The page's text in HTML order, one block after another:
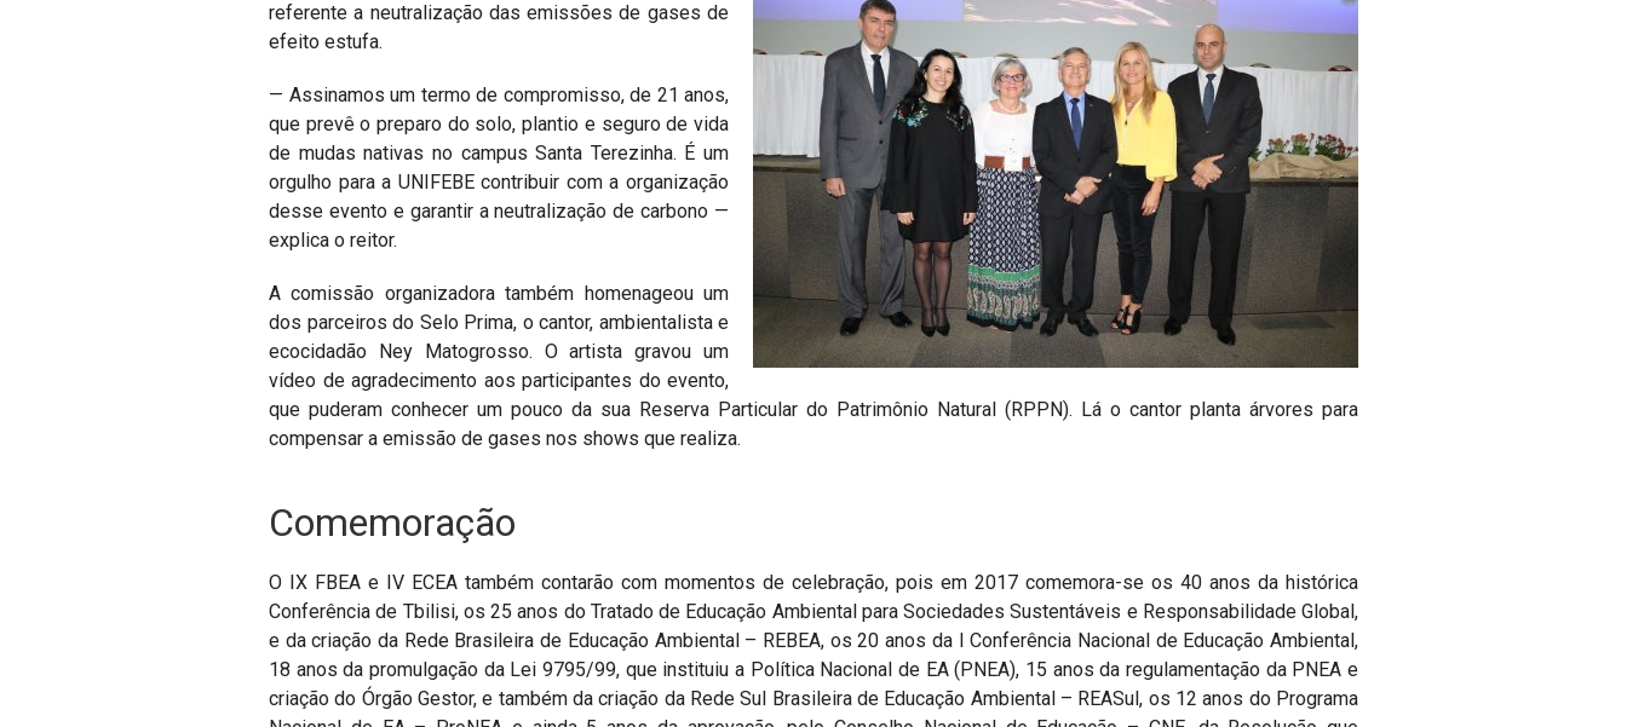
referente a neutralização das emissões de gases de
efeito estufa.
— Assinamos um termo de compromisso, de 21 anos,
que prevê o preparo do solo, plantio e seguro de vida
de mudas nativas no campus Santa Terezinha. É um
orgulho para a UNIFEBE contribuir com a organização
desse evento e garantir a neutralização de carbono —
explica o reitor.
A comissão organizadora também homenageou um
dos parceiros do Selo Prima, o cantor, ambientalista e
ecocidadão Ney Matogrosso. O artista gravou um
vídeo de agradecimento aos participantes do evento,
que puderam conhecer um pouco da sua Reserva Particular do Patrimônio Natural (RPPN). Lá o cantor planta árvores para
compensar a emissão de gases nos shows que realiza.
Comemoração
O IX FBEA e IV ECEA também contarão com momentos de celebração, pois em 2017 comemora-se os 40 anos da histórica
Conferência de Tbilisi, os 25 anos do Tratado de Educação Ambiental para Sociedades Sustentáveis e Responsabilidade Global,
e da criação da Rede Brasileira de Educação Ambiental – REBEA, os 20 anos da I Conferência Nacional de Educação Ambiental,
18 anos da promulgação da Lei 9795/99, que instituiu a Política Nacional de EA (PNEA), 15 anos da regulamentação da PNEA e
criação do Órgão Gestor, e também da criação da Rede Sul Brasileira de Educação Ambiental – REASul, os 12 anos do Programa